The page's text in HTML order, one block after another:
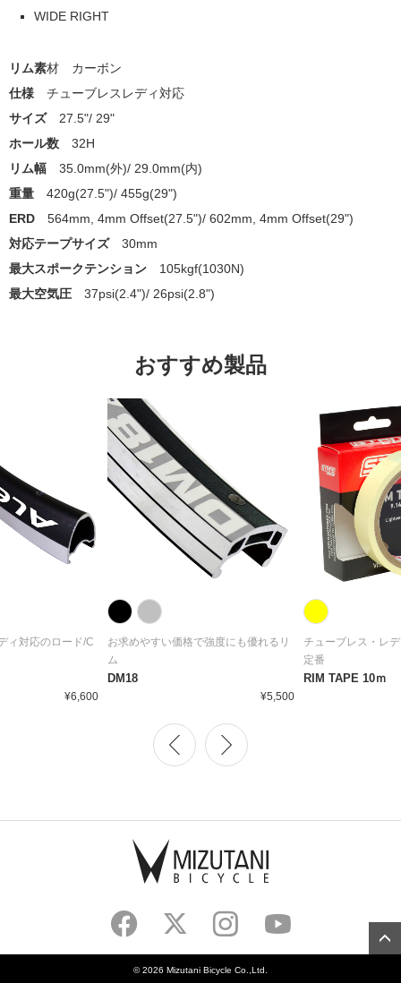
WIDE RIGHT
リム素材 カーボン
仕様 チューブレスレディ対応
サイズ27.5"/ 29"
ホール数 32H
リム幅 35.0mm(外)/ 29.0mm(内)
重量 420g(27.5")/ 455g(29")
ERD 564mm, 4mm Offset(27.5")/ 602mm, 4mm Offset(29")
対応テープサイズ30mm
最大スポークテンション 105kgf(1030N)
最大空気圧 37psi(2.4")/ 26psi(2.8")
おすすめ製品
ィ対応のロード/C
¥6,600
お求めやすい価格で強度にも優れるリ
ム
DM18
¥5,500
チューブレス・レ
定番
RIM TAPE 10ｍ
©2026 Mizutani Bicycle Co.,Ltd.